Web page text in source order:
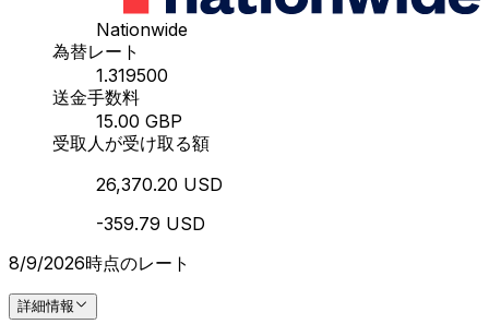
Nationwide
為替レート
1.319500
送金手数料
15.00 GBP
受取人が受け取る額
26,370.20 USD
-359.79 USD
8/9/2026時点のレート
詳細情報